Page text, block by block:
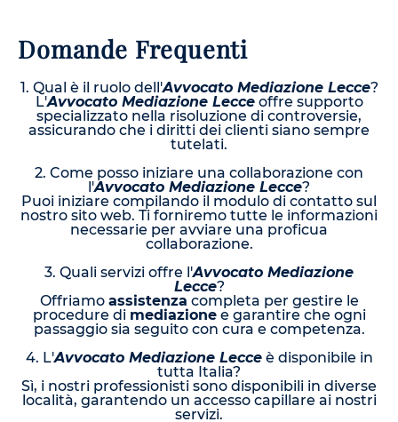
Domande Frequenti
1. Qual è il ruolo dell'Avvocato Mediazione Lecce?
L'Avvocato Mediazione Lecceoffre supporto
specializzato nella risoluzione di controversie,
assicurando che i diritti dei clienti siano sempre
tutelati.
2. Come posso iniziare una collaborazione con
l'Avvocato Mediazione Lecce?
Puoi iniziare compilando il modulo di contatto sul
nostro sito web. Ti forniremo tutte le informazioni
necessarie per avviare una proficua
collaborazione.
3. Quali servizi offre l'Avvocato Mediazione
Lecce?
Offriamo assistenza completa per gestire le
procedure di mediazionee garantire che ogni
passaggio sia seguito con cura e competenza.
4. L'Avvocato Mediazione Lecceè disponibile in
tutta Italia?
Sì, i nostri professionisti sono disponibili in diverse
località, garantendo un accesso capillare ai nostri
servizi.